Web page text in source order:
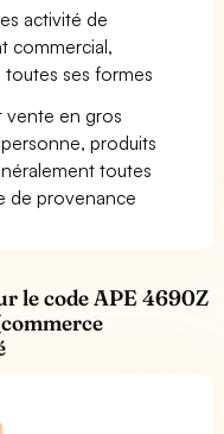
activité de
commercial,
ses formes
vente en gros
produits
toutes
de provenance
le code APE 4690Z